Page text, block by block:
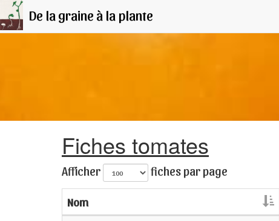
De la graine à la plante
Fiches tomates
Afficher fiches par page
Nom